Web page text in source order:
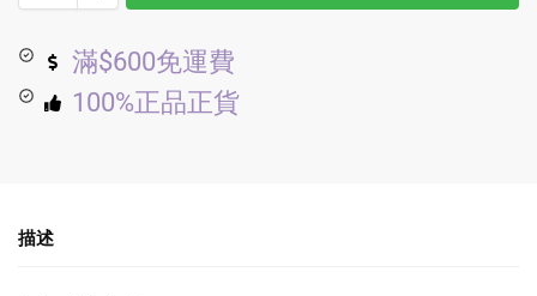
滿$600免運費
100%正品正貨
描述